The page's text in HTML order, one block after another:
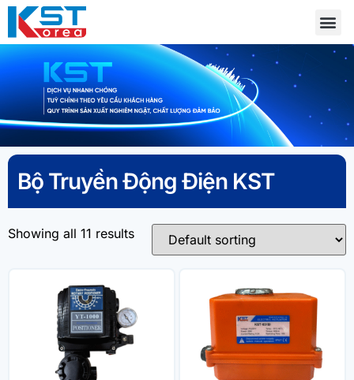
Bộ Truyền Động Điện KST
Showing all 11 results